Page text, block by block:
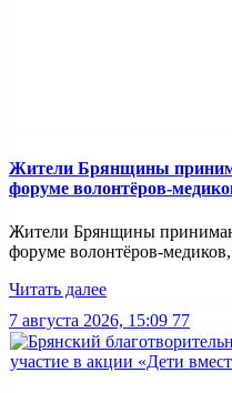
Жители Брянщины
форуме волонтёров-
Жители Брянщины
форуме волонтёров-
Читать далее
7 августа 2026, 15:09 77